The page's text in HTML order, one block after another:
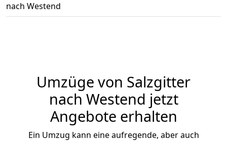
nach Westend
Umzüge von Salzgitter
nach Westend jetzt
Angebote erhalten
Ein Umzug kann eine aufregende, aber auch